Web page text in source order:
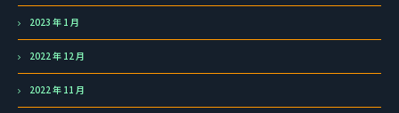
2023 年 1 月
2022 年 12 月
2022 年 11 月